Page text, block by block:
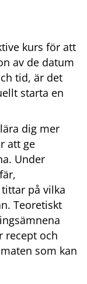
kurs för att
av de datum
tid, är det
starta en
dig mer
att ge
Under
på vilka
Teoretiskt
recept och
som kan